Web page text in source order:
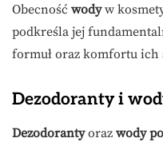
Obecność wodyw
podkreśla jej
formuł oraz komfortu ich
Dezodoranty i
Dezodorantyoraz wody